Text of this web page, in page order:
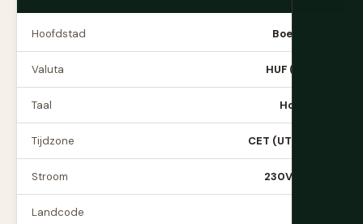
Hoofdstad Boedapest
Valuta HUF (Forint)
Taal Hongaars
Tijdzone CET (UTC+1/+2)
Stroom 230V, Type F
Landcode